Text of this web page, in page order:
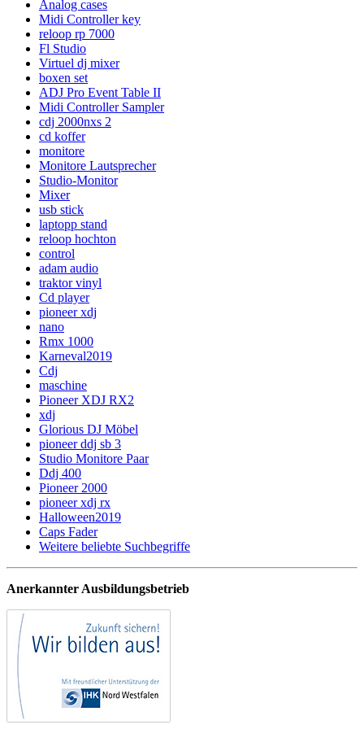
Analog cases
Midi Controller key
reloop rp 7000
Fl Studio
Virtuel dj mixer
boxen set
ADJ Pro Event Table II
Midi Controller Sampler
cdj 2000nxs 2
cd koffer
monitore
Monitore Lautsprecher
Studio-Monitor
Mixer
usb stick
laptopp stand
reloop hochton
control
adam audio
traktor vinyl
Cd player
pioneer xdj
nano
Rmx 1000
Karneval2019
Cdj
maschine
Pioneer XDJ RX2
xdj
Glorious DJ Möbel
pioneer ddj sb 3
Studio Monitore Paar
Ddj 400
Pioneer 2000
pioneer xdj rx
Halloween2019
Caps Fader
Weitere beliebte Suchbegriffe
Anerkannter Ausbildungsbetrieb